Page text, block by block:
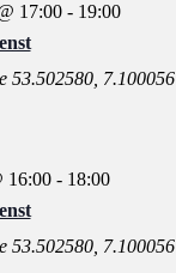
17:00- 19:00
53.502580, 7.100056
16:00- 18:00
53.502580, 7.100056